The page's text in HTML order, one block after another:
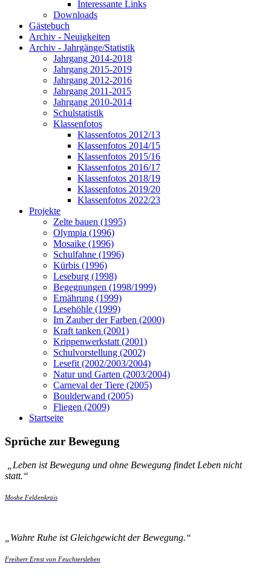
Interessante Links
Downloads
Gästebuch
Archiv - Neuigkeiten
Archiv - Jahrgänge/Statistik
Jahrgang 2014-2018
Jahrgang 2015-2019
Jahrgang 2012-2016
Jahrgang 2011-2015
Jahrgang 2010-2014
Schulstatistik
Klassenfotos
Klassenfotos 2012/13
Klassenfotos 2014/15
Klassenfotos 2015/16
Klassenfotos 2016/17
Klassenfotos 2018/19
Klassenfotos 2019/20
Klassenfotos 2022/23
Projekte
Zelte bauen (1995)
Olympia (1996)
Mosaike (1996)
Schulfahne (1996)
Kürbis (1996)
Leseburg (1998)
Begegnungen (1998/1999)
Ernährung (1999)
Lesehöhle (1999)
Im Zauber der Farben (2000)
Kraft tanken (2001)
Krippenwerkstatt (2001)
Schulvorstellung (2002)
Lesefit (2002/2003/2004)
Natur und Garten (2003/2004)
Carneval der Tiere (2005)
Boulderwand (2005)
Fliegen (2009)
Startseite
Sprüche zur Bewegung
Leben ist Bewegung und ohne Bewegung findet Leben nicht
statt.“
Moshe Feldenkrais
Wahre Ruhe ist Gleichgewicht der Bewegung.“
Freiherr Ernst von Feuchtersleben